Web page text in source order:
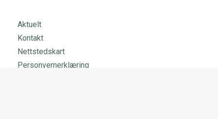
Aktuelt
Kontakt
Nettstedskart
Personvernerklæring